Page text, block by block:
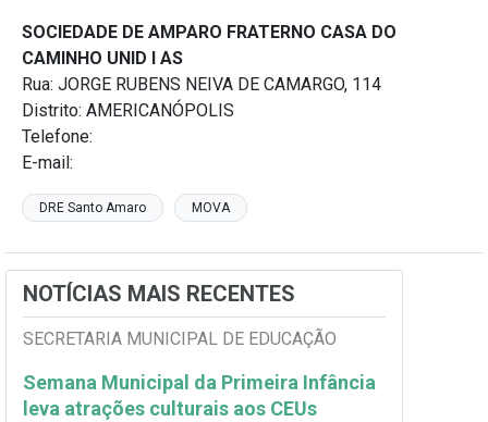
SOCIEDADE DE AMPARO FRATERNO CASA DO
CAMINHO UNID I AS
Rua: JORGE RUBENS NEIVA DE CAMARGO, 114
Distrito: AMERICANÓPOLIS
Telefone:
E-mail:
DRE Santo Amaro MOVA
NOTÍCIAS MAIS RECENTES
SECRETARIA MUNICIPAL DE EDUCAÇÃO
Semana Municipal da Primeira Infância
leva atrações culturais aos CEUs